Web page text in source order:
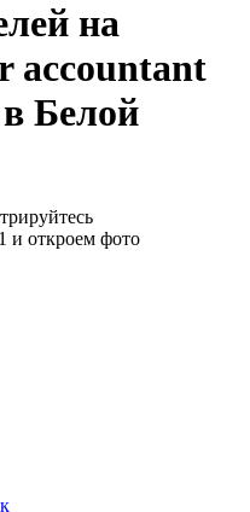
на
accountant
Белой
и откроем фото